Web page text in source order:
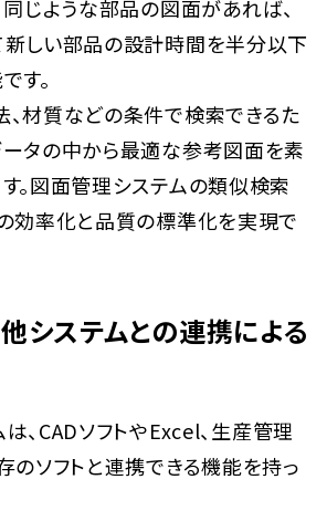
同じような部品の図面があれば、
しい部品の設計時間を半分以下
す。
材質などの条件で検索できるた
タの中から最適な参考図面を素
。図面管理システムの類似検索
効率化と品質の標準化を実現で
他システムとの連携による
、CADソフトやExcel、生産管理
のソフトと連携できる機能を持っ